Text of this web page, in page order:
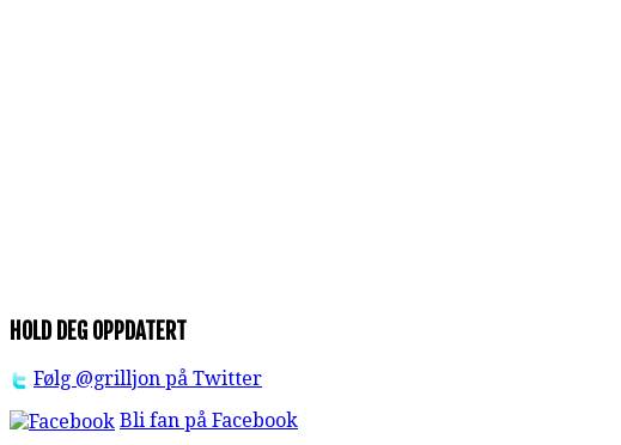
HOLD DEG OPPDATERT
Følg @grilljon på Twitter
Bli fan på Facebook